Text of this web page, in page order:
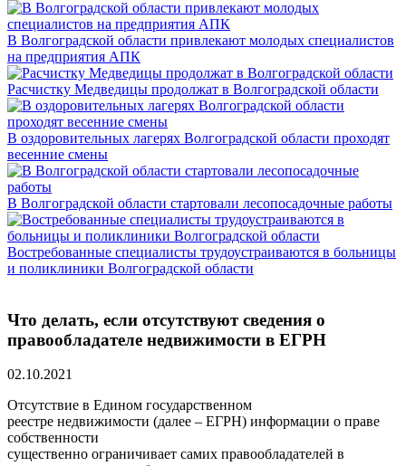
В Волгоградской области привлекают молодых специалистов
на предприятия АПК
Расчистку Медведицы продолжат в Волгоградской области
В оздоровительных лагерях Волгоградской области проходят
весенние смены
В Волгоградской области стартовали лесопосадочные работы
Востребованные специалисты трудоустраиваются в больницы
и поликлиники Волгоградской области
Что делать, если отсутствуют сведения о
правообладателе недвижимости в ЕГРН
02.10.2021
Отсутствие в Едином государственном
реестре недвижимости (далее – ЕГРН) информации о праве
собственности
существенно ограничивает самих правообладателей в